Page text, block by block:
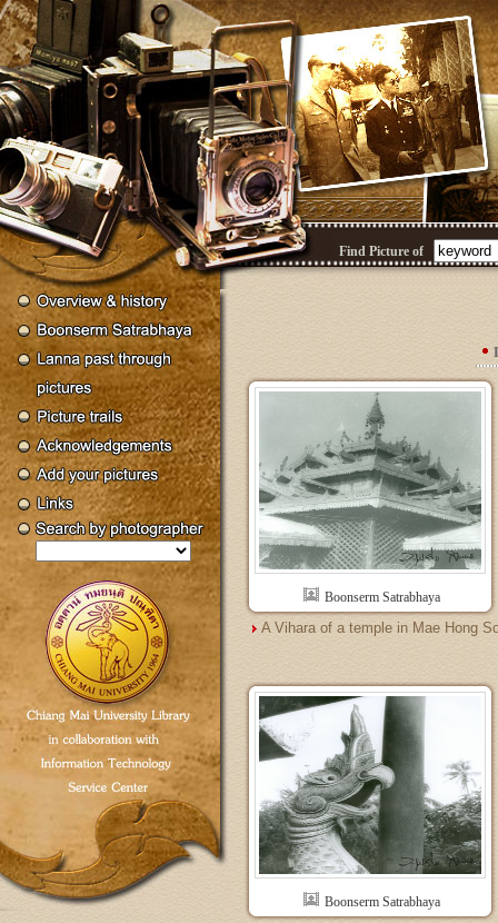
Find Picture of
Boonserm Satrabhaya
A Vihara of a temple in Mae Hong
Boonserm Satrabhaya